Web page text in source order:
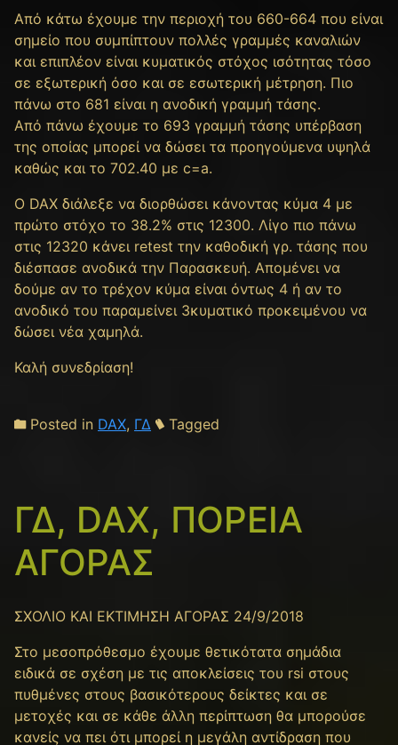
Από κάτω έχουμε την περιοχή του 660-664 που είναι
σημείο που συμπίπτουν πολλές γραμμές καναλιών
και επιπλέον είναι κυματικός στόχος ισότητας τόσο
σε εξωτερική όσο και σε εσωτερική μέτρηση. Πιο
πάνω στο 681 είναι η ανοδική γραμμή τάσης.
Από πάνω έχουμε το 693 γραμμή τάσης υπέρβαση
της οποίας μπορεί να δώσει τα προηγούμενα υψηλά
καθώς και το 702.40 με c=a.
Ο DAX διάλεξε να διορθώσει κάνοντας κύμα 4 με
πρώτο στόχο το 38.2% στις 12300. Λίγο πιο πάνω
στις 12320 κάνει retest την καθοδική γρ. τάσης που
διέσπασε ανοδικά την Παρασκευή. Απομένει να
δούμε αν το τρέχον κύμα είναι όντως 4 ή αν το
ανοδικό του παραμείνει 3κυματικό προκειμένου να
δώσει νέα χαμηλά.
Καλή συνεδρίαση!
Posted in DAX, ΓΔ Tagged
ΓΔ, DAX, ΠΟΡΕΙΑ
ΑΓΟΡΑΣ
ΣΧΟΛΙΟ ΚΑΙ ΕΚΤΙΜΗΣΗ ΑΓΟΡΑΣ 24/9/2018
Στο μεσοπρόθεσμο έχουμε θετικότατα σημάδια
ειδικά σε σχέση με τις αποκλείσεις του rsi στους
πυθμένες στους βασικότερους δείκτες και σε
μετοχές και σε κάθε άλλη περίπτωση θα μπορούσε
κανείς να πει ότι μπορεί η μεγάλη αντίδραση που